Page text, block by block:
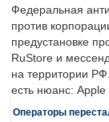
Федеральная
против
предустановке
RuStore и
на территории
есть нюанс: Apple
Операторы